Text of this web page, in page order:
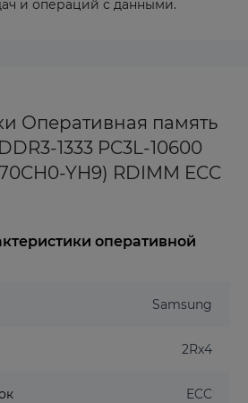
и операций с данными.
Оперативная память
1333 PC3L-10600
YH9) RDIMM ECC
оперативной
Samsung
2Rx4
ECC